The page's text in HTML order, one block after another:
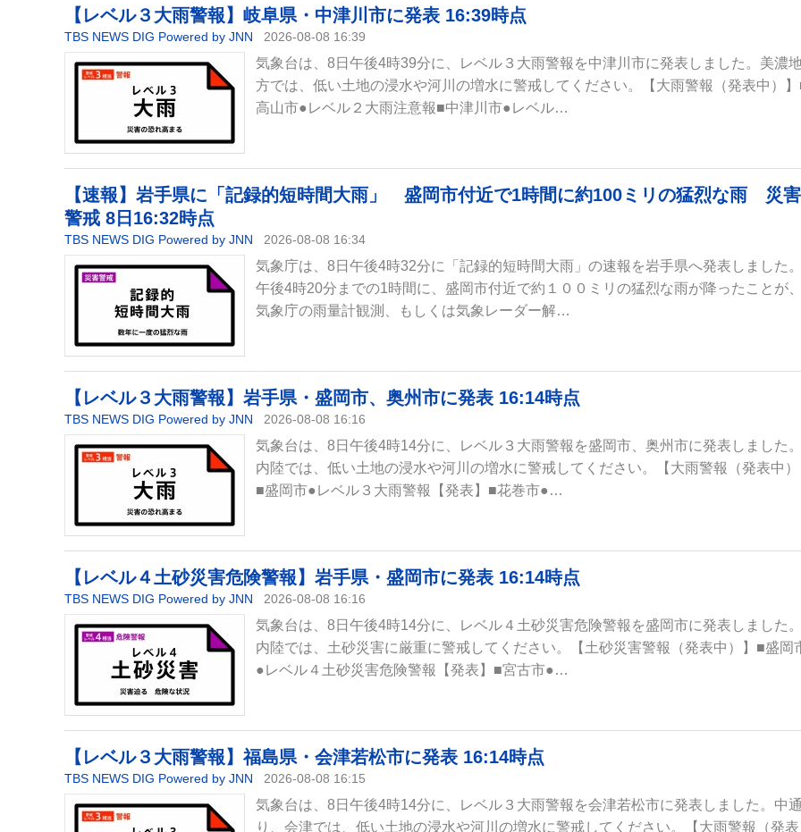
【レベル３大雨警報】岐阜県・中津川市に発表 16:39時点
TBS NEWS DIG Powered by JNN 2026-08-08 16:39
気象台は、8日午後4時39分に、レベル３大雨警報を中津川市に発表しました。美濃
方では、低い土地の浸水や河川の増水に警戒してください。【大雨警報（発表中）
高山市●レベル２大雨注意報■中津川市●レベル…
【速報】岩手県に「記録的短時間大雨」 盛岡市付近で1時間に約100ミリの猛烈な雨 災害
警戒 8日16:32時点
TBS NEWS DIG Powered by JNN 2026-08-08 16:34
気象庁は、8日午後4時32分に「記録的短時間大雨」の速報を岩手県へ発表しました。
午後4時20分までの1時間に、盛岡市付近で約１００ミリの猛烈な雨が降ったことが、
気象庁の雨量計観測、もしくは気象レーダー解…
【レベル３大雨警報】岩手県・盛岡市、奥州市に発表 16:14時点
TBS NEWS DIG Powered by JNN 2026-08-08 16:16
気象台は、8日午後4時14分に、レベル３大雨警報を盛岡市、奥州市に発表しました。
内陸では、低い土地の浸水や河川の増水に警戒してください。【大雨警報（発表中）
■盛岡市●レベル３大雨警報【発表】■花巻市●…
【レベル４土砂災害危険警報】岩手県・盛岡市に発表 16:14時点
TBS NEWS DIG Powered by JNN 2026-08-08 16:16
気象台は、8日午後4時14分に、レベル４土砂災害危険警報を盛岡市に発表しました。
内陸では、土砂災害に厳重に警戒してください。【土砂災害警報（発表中）】■盛岡
●レベル４土砂災害危険警報【発表】■宮古市●…
【レベル３大雨警報】福島県・会津若松市に発表 16:14時点
TBS NEWS DIG Powered by JNN 2026-08-08 16:15
気象台は、8日午後4時14分に、レベル３大雨警報を会津若松市に発表しました。中通
り、会津では、低い土地の浸水や河川の増水に警戒してください。【大雨警報（発表